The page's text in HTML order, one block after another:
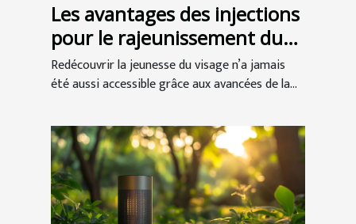
Les avantages des injections
pour le rajeunissement du
visage
Redécouvrir la jeunesse du visage n’a jamais
été aussi accessible grâce aux avancées de la...